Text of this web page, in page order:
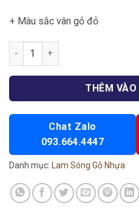
+ Màu sắc vân gỏ đỏ
Lam sóng D59 số lượng
THÊM VÀO
Chat Zalo
093.664.4447
Danh mục: Lam Sóng Gỗ Nhựa